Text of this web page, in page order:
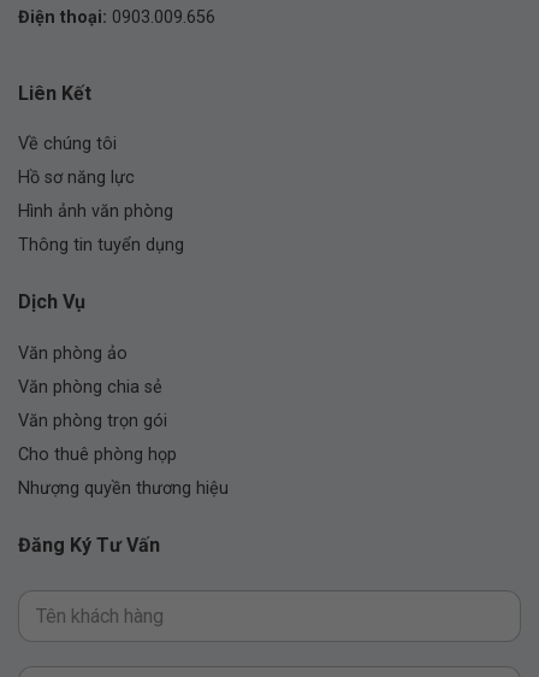
Điện thoại: 0903.009.656
Liên Kết
Về chúng tôi
Hồ sơ năng lực
Hình ảnh văn phòng
Thông tin tuyển dụng
Dịch Vụ
Văn phòng ảo
Văn phòng chia sẻ
Văn phòng trọn gói
Cho thuê phòng họp
Nhượng quyền thương hiệu
Đăng Ký Tư Vấn